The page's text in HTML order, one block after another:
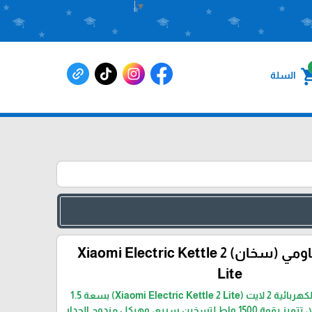
Select Language▼
السلة
غلاية ماء شاومي (سخان) Xiaomi Electric Kettle 2
Lite
تُعد غلاية شاومي الكهربائية 2 لايت (Xiaomi Electric Kettle 2 Lite) بسعة 1.5